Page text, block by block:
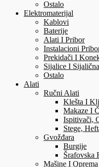
Ostalo
Elektromaterijal
Kablovi
Baterije
Alati I Pribor
Instalacioni
Prekidači I
Sijalice I
Ostalo
Alati
Ručni Alati
Klešta I
Makaze I
Ispitivači,
Stege,
Gvožđara
Burgije
Šrafovska
Mašine I Oprema